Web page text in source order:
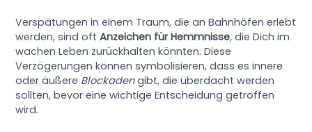
Verspätungen in einem Traum, die an Bahnhöfen erlebt
werden, sind oftAnzeichen für Hemmnisse, die Dich im
wachen Leben zurückhalten könnten. Diese
Verzögerungen können symbolisieren, dass es innere
oder äußere Blockadengibt, die überdacht werden
sollten, bevor eine wichtige Entscheidung getroffen
wird.